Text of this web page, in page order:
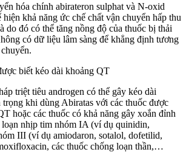
hóa chính abirateron sulphat và N-oxid
hiện khả năng ức chế chất vận chuyển hấp thu
do đó có thể tăng nồng độ của thuốc bị thải
có dữ liệu lâm sàng để khẳng định tương
biết kéo dài khoảng QT
triệt tiêu androgen có thể gây kéo dài
trọng khi dùng Abiratas với các thuốc được
hoặc các thuốc có khả năng gây xoắn đỉnh
loạn nhịp tim nhóm IA (ví dụ quinidin,
III (ví dụ amiodaron, sotalol, dofetilid,
các thuốc chống loạn thần,…